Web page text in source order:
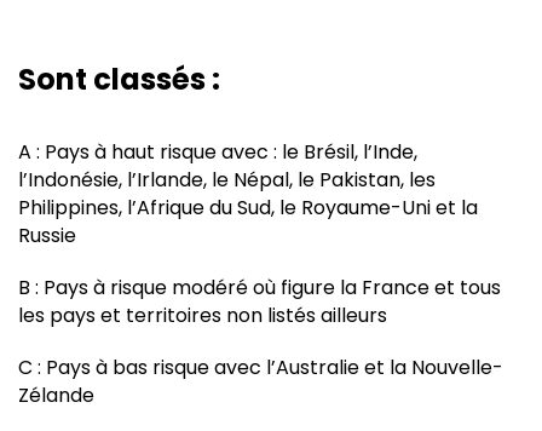
Sont classés :
A : Pays à haut risque avec : le Brésil, l’Inde,
l’Indonésie, l’Irlande, le Népal, le Pakistan, les
Philippines, l’Afrique du Sud, le Royaume-Uni et la
Russie
B : Pays à risque modéré où figure la France et tous
les pays et territoires non listés ailleurs
C : Pays à bas risque avec l’Australie et la Nouvelle-
Zélande